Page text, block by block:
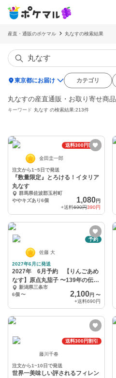
産直・通販のポケマル 丸なすの検索結果
location_on東京都にお届け カテゴリ
丸なすの産直通販・お取り寄せ商品
キーワード 丸なす の検索結果:213件
送料300円割引
金田圭一郎
注文から1~5日で発送
『数量限定』とろける！イタリア
丸なす
群馬県佐波郡玉村町
ややキズあり6個
1,080円
+送料690円390円
予約
佐藤 大
2027年6月に発送
2027年 6月予約 【りんごあめ
なす】原点丸茄子 〜139年の伝統
と品格〜
新潟県三条市
6個 〜 2,100円 〜
+送料690円
送料300円割引
藤川千春
注文から1~10日で発送
世界一美味しい評されるフィレン